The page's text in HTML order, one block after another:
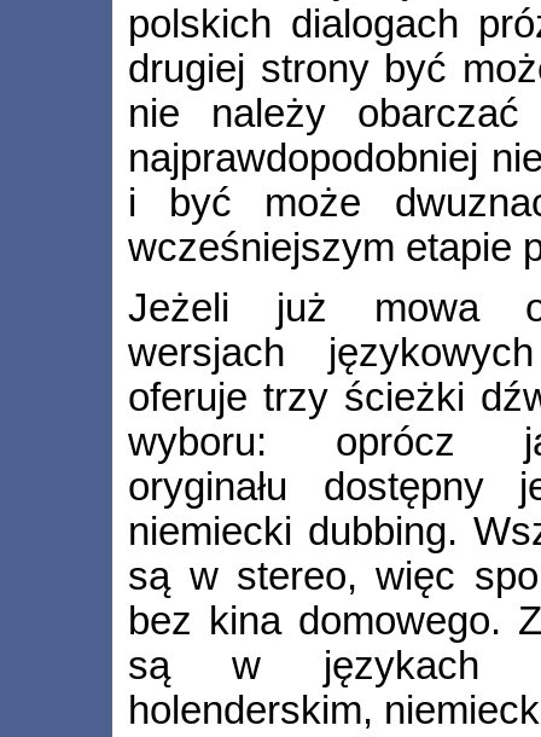
polskich dialogach
drugiej strony być
nie należy obarczać
najprawdopodobniej
i być może
wcześniejszym etapie
Jeżeli już mowa
wersjach
oferuje trzy ścieżki
wyboru: oprócz
oryginału
niemiecki dubbing.
są w stereo, więc
bez kina domowego.
są w językach
holenderskim,